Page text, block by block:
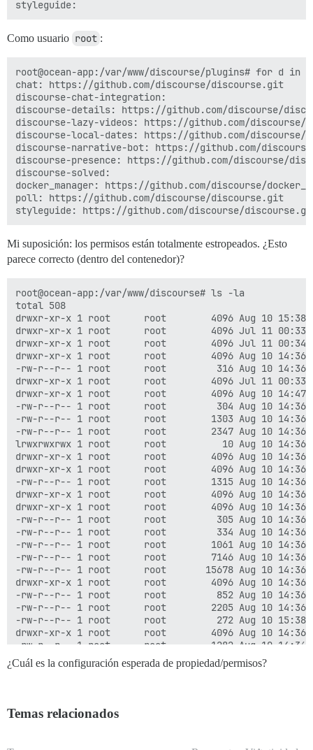
Como usuario root :
root@ocean-app:/var/www/discourse/plugins# for
chat: https://github.com/discourse/discourse.git
discourse-chat-integration:
discourse-details: https://github.com/discourse/
discourse-lazy-videos: https://github.com/discourse/
discourse-local-dates: https://github.com/discourse/
discourse-narrative-bot: https://github.com/
discourse-presence: https://github.com/discourse/
discourse-solved:
docker_manager: https://github.com/discourse/
poll: https://github.com/discourse/discourse.git
Mi suposición: los permisos están totalmente estropeados. ¿Esto
parece correcto (dentro del contenedor)?
root@ocean-app:/var/www/discourse# ls -la
total 508
drwxr-xr-x 1 root      root        4096 Aug 10 15:38
drwxr-xr-x 1 root      root        4096 Jul 11
drwxr-xr-x 1 root      root        4096 Jul 11 00:34
drwxr-xr-x 1 root      root        4096 Aug 10 14:36
-rw-r--r-- 1 root      root         316 Aug 10 14:36
drwxr-xr-x 1 root      root        4096 Jul 11 00:33
drwxr-xr-x 1 root      root        4096 Aug 10 14:47
-rw-r--r-- 1 root      root         304 Aug 10 14:36
-rw-r--r-- 1 root      root        1303 Aug 10 14:36
-rw-r--r-- 1 root      root        2347 Aug 10 14:36
lrwxrwxrwx 1 root      root          10 Aug 10 14:36
drwxr-xr-x 1 root      root        4096 Aug 10 14:36
drwxr-xr-x 1 root      root        4096 Aug 10 14:36
-rw-r--r-- 1 root      root        1315 Aug 10 14:36
drwxr-xr-x 1 root      root        4096 Aug 10 14:36
drwxr-xr-x 1 root      root        4096 Aug 10 14:36
-rw-r--r-- 1 root      root         305 Aug 10 14:36
-rw-r--r-- 1 root      root         334 Aug 10 14:36
-rw-r--r-- 1 root      root        1061 Aug 10 14:36
-rw-r--r-- 1 root      root        7146 Aug 10 14:36
-rw-r--r-- 1 root      root       15678 Aug 10 14:36
drwxr-xr-x 1 root      root        4096 Aug 10
-rw-r--r-- 1 root      root         852 Aug 10 14:36
-rw-r--r-- 1 root      root        2205 Aug 10 14:36
-rw-r--r-- 1 root      root         272 Aug 10 15:38
drwxr-xr-x 1 root      root        4096 Aug 10 14:36
-rw-r--r-- 1 root      root        1282 Aug 10 14:36
drwxr-xr-x 1 root      root        4096 Aug 10 14:36
-rw-r--r-- 1 root      root         279 Aug 10 14:36
drwxr-xr-x 1 root      root       12288 Aug 10
-rw-r--r-- 1 root      root        1470 Aug 10 14:36
-rw-r--r-- 1 root      root       18092 Aug 10 14:36
¿Cuál es la configuración esperada de propiedad/permisos?
Temas relacionados